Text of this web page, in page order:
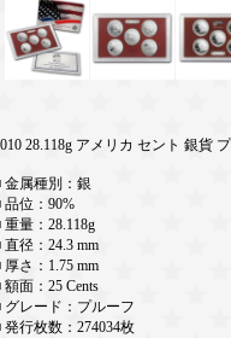
28.118g アメリカ セント 銀貨
金属種別：銀
品位：90%
重量：28.118g
直径：24.3 mm
厚さ：1.75 mm
額面：25 Cents
グレード：プルーフ
発行枚数：274034枚